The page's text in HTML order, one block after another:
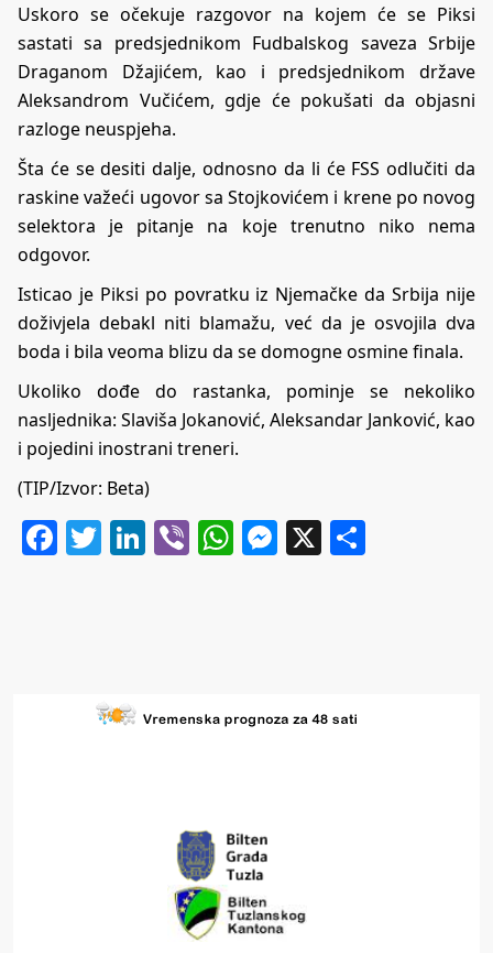
Uskoro se očekuje razgovor na kojem će se Piksi
sastati sa predsjednikom Fudbalskog saveza Srbije
Draganom Džajićem, kao i predsjednikom države
Aleksandrom Vučićem, gdje će pokušati da objasni
razloge neuspjeha.
Šta će se desiti dalje, odnosno da li će FSS odlučiti da
raskine važeći ugovor sa Stojkovićem i krene po novog
selektora je pitanje na koje trenutno niko nema
odgovor.
Isticao je Piksi po povratku iz Njemačke da Srbija nije
doživjela debakl niti blamažu, već da je osvojila dva
boda i bila veoma blizu da se domogne osmine finala.
Ukoliko dođe do rastanka, pominje se nekoliko
nasljednika: Slaviša Jokanović, Aleksandar Janković, kao
i pojedini inostrani treneri.
(TIP/Izvor: Beta)
Facebook
Twitter
LinkedIn
ViberWhatsApp
Messenger
X